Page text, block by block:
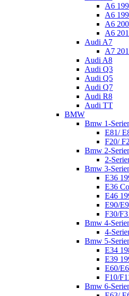
A6
A6
A6
A6
Audi A7
A7
Audi A8
Audi Q3
Audi Q5
Audi Q7
Audi R8
Audi TT
BMW
Bmw 1-
E81/
F20/
Bmw 2-
2-
Bmw 3-
E36
E36
E46
E90/
F30/
Bmw 4-
4-
Bmw 5-
E34
E39
E60/
F10/
Bmw 6-